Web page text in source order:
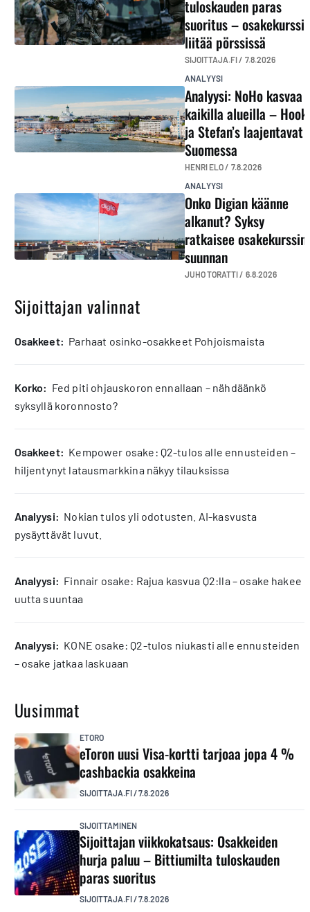
tuloskauden paras
suoritus – osakekurssi
liitää pörssissä
SIJOITTAJA.FI / 7.8.2026
ANALYYSI
Analyysi: NoHo kasvaa
kaikilla alueilla – Hook
ja Stefan’s laajentavat
Suomessa
HENRI ELO / 7.8.2026
ANALYYSI
Onko Digian käänne
alkanut? Syksy
ratkaisee osakekurssin
suunnan
JUHO TORATTI / 6.8.2026
Sijoittajan valinnat
osakkeet: Parhaat osinko-osakkeet Pohjoismaista
korko: Fed piti ohjauskoron ennallaan – nähdäänkö
syksyllä koronnosto?
osakkeet: Kempower osake: Q2-tulos alle ennusteiden –
hiljentynyt latausmarkkina näkyy tilauksissa
analyysi: Nokian tulos yli odotusten. AI-kasvusta
pysäyttävät luvut.
analyysi: Finnair osake: Rajua kasvua Q2:lla – osake hakee
uutta suuntaa
analyysi: KONE osake: Q2-tulos niukasti alle ennusteiden
– osake jatkaa laskuaan
Uusimmat
ETORO
eToron uusi Visa-kortti tarjoaa jopa 4 %
cashbackia osakkeina
SIJOITTAJA.FI/7.8.2026
SIJOITTAMINEN
Sijoittajan viikkokatsaus: Osakkeiden
hurja paluu – Bittiumilta tuloskauden
paras suoritus
SIJOITTAJA.FI/7.8.2026